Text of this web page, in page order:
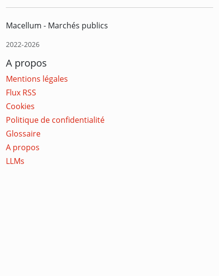
Macellum - Marchés publics
2022-2026
A propos
Mentions légales
Flux RSS
Cookies
Politique de confidentialité
Glossaire
A propos
LLMs